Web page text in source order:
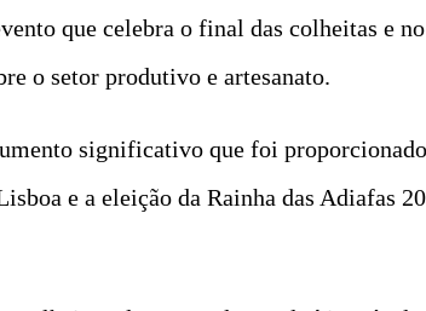
que celebra o final das colheitas e
o setor produtivo e artesanato.
significativo que foi
e a eleição da Rainha das Adiafas